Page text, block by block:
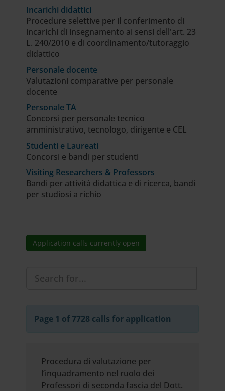
Incarichi didattici
Procedure selettive per il conferimento di
incarichi di insegnamento ai sensi dell'art. 23
L. 240/2010 e di coordinamento/tutoraggio
didattico
Personale docente
Valutazioni comparative per personale
docente
Personale TA
Concorsi per personale tecnico
amministrativo, tecnologo, dirigente e CEL
Studenti e Laureati
Concorsi e bandi per studenti
Visiting Researchers & Professors
Bandi per attività didattica e di ricerca, bandi
per studiosi a richio
Application calls currently open
Page 1 of 7728 calls for application
Procedura di valutazione per
l’inquadramento nel ruolo dei
Professori di seconda fascia del Dott.